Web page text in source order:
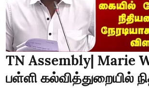
TN Assembly| Marie
பள்ளி கல்வித்துறையில்